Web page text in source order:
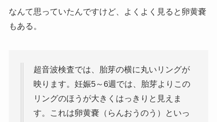
なんて思っていたんですけど、よくよく見ると卵黄嚢
もある。
超音波検査では、胎芽の横に丸いリングが
映ります。妊娠5～6週では、胎芽よりこの
リングのほうが大きくはっきりと見えま
す。これは卵黄嚢（らんおうのう）といっ